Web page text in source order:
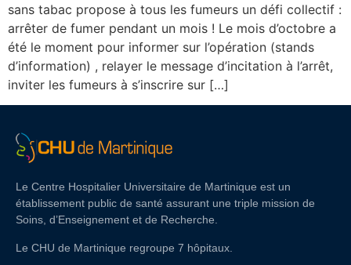
sans tabac propose à tous les fumeurs un défi collectif :
arrêter de fumer pendant un mois ! Le mois d’octobre a
été le moment pour informer sur l’opération (stands
d’information) , relayer le message d’incitation à l’arrêt,
inviter les fumeurs à s’inscrire sur […]
Le Centre Hospitalier Universitaire de Martinique est un
établissement public de santé assurant une triple mission de
Soins, d’Enseignement et de Recherche.
Le CHU de Martinique regroupe 7 hôpitaux.